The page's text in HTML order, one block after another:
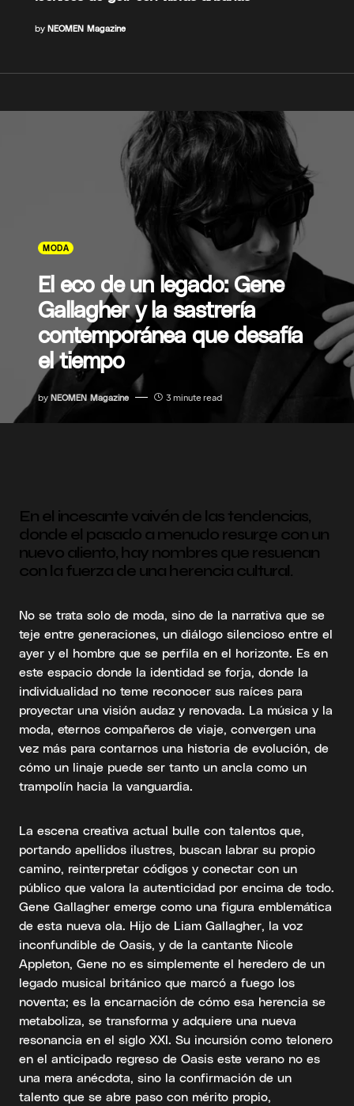
by NEOMEN Magazine
MODA
El eco de un legado: Gene
Gallagher y la sastrería
contemporánea que desafía
el tiempo
by NEOMEN Magazine 3 minute read
En el incesante vaivén de las tendencias,
donde el pasado a menudo resurge con un
nuevo aliento, hay nombres que resuenan
con la fuerza de una herencia cultural.
No se trata solo de moda, sino de la narrativa que se
teje entre generaciones, un diálogo silencioso entre el
ayer y el hombre que se perfila en el horizonte. Es en
este espacio donde la identidad se forja, donde la
individualidad no teme reconocer sus raíces para
proyectar una visión audaz y renovada. La música y la
moda, eternos compañeros de viaje, convergen una
vez más para contarnos una historia de evolución, de
cómo un linaje puede ser tanto un ancla como un
trampolín hacia la vanguardia.
La escena creativa actual bulle con talentos que,
portando apellidos ilustres, buscan labrar su propio
camino, reinterpretar códigos y conectar con un
público que valora la autenticidad por encima de todo.
Gene Gallagher emerge como una figura emblemática
de esta nueva ola. Hijo de Liam Gallagher, la voz
inconfundible de Oasis, y de la cantante Nicole
Appleton, Gene no es simplemente el heredero de un
legado musical británico que marcó a fuego los
noventa; es la encarnación de cómo esa herencia se
metaboliza, se transforma y adquiere una nueva
resonancia en el siglo XXI. Su incursión como telonero
en el anticipado regreso de Oasis este verano no es
una mera anécdota, sino la confirmación de un
talento que se abre paso con mérito propio,